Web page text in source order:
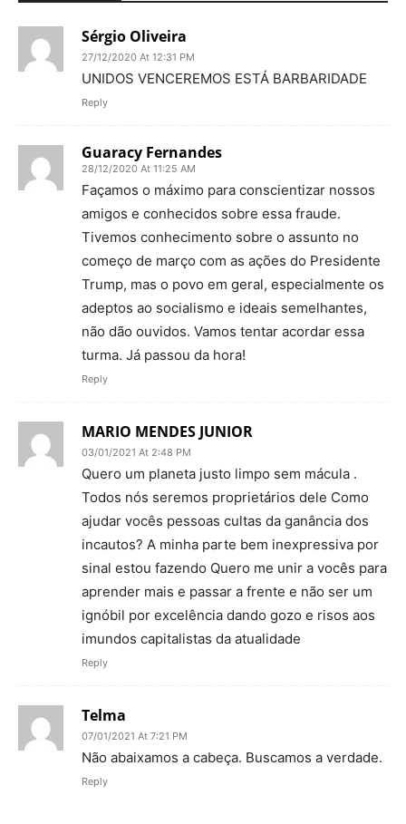
Sérgio Oliveira
27/12/2020 At 12:31 PM
UNIDOS VENCEREMOS ESTÁ BARBARIDADE
Reply
Guaracy Fernandes
28/12/2020 At 11:25 AM
Façamos o máximo para conscientizar nossos
amigos e conhecidos sobre essa fraude.
Tivemos conhecimento sobre o assunto no
começo de março com as ações do Presidente
Trump, mas o povo em geral, especialmente os
adeptos ao socialismo e ideais semelhantes,
não dão ouvidos. Vamos tentar acordar essa
turma. Já passou da hora!
Reply
MARIO MENDES JUNIOR
03/01/2021 At 2:48 PM
Quero um planeta justo limpo sem mácula .
Todos nós seremos proprietários dele Como
ajudar vocês pessoas cultas da ganância dos
incautos? A minha parte bem inexpressiva por
sinal estou fazendo Quero me unir a vocês para
aprender mais e passar a frente e não ser um
ignóbil por excelência dando gozo e risos aos
imundos capitalistas da atualidade
Reply
Telma
07/01/2021 At 7:21 PM
Não abaixamos a cabeça. Buscamos a verdade.
Reply